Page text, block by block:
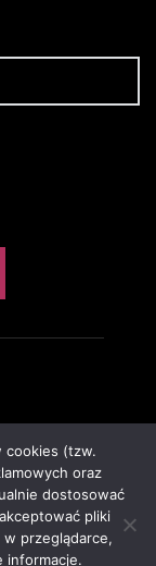
cookies (tzw.
oraz
dostosować
pliki
w przeglądarce,
informacje.